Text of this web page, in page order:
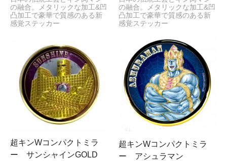
の融合。メタリックな加工&凹
凸加工で豪華で質感のある新
感覚ステッカー
の融合。メタリックな加工&凹
凸加工で豪華で質感のある新
感覚ステッカー
超キンWコンパクトミラ
ー サンシャインGOLD
超キンWコンパクトミラ
ー アシュラマン